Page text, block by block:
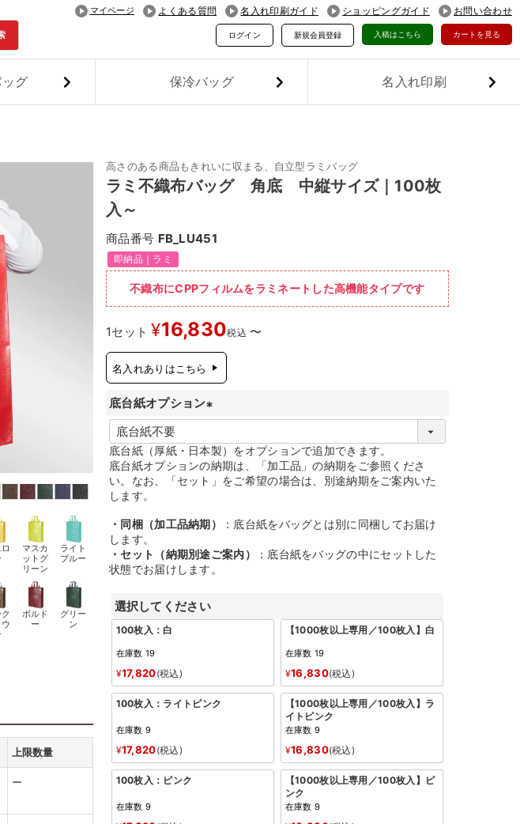
マイページ よくある質問 名入れ印刷ガイド ショッピングガイド お問い合わせ
カートを見る
入稿はこちら
ログイン 新規会員登録
グ 保冷バッグ 名入れ印刷
マスカ
ットグ
リーン
ライト
ブルー
ボルド
ー
グリー
ン
上限数量
ー
高さのある商品もきれいに収まる、自立型ラミバッグ
ラミ不織布バッグ 角底 中縦サイズ｜100枚
入～
商品番号 FB_LU451
即納品｜ラミ
不織布にCPPフィルムをラミネートした高機能タイプです
1セット ¥16,830税込 〜
名入れありはこちら
底台紙オプション
必
須
底台紙（厚紙・日本製）をオプションで追加できます。
底台紙オプションの納期は、「加工品」の納期をご参照くださ
い。なお、「セット」をご希望の場合は、別途納期をご案内いた
します。
・同梱（加工品納期）
：底台紙をバッグとは別に同梱してお届け
します。
・セット（納期別途ご案内）
：底台紙をバッグの中にセットした
状態でお届けします。
選択してください
100枚入：白
在庫数 19
¥17,820 税込
【1000枚以上専用／100枚入】白
在庫数 19
¥16,830 税込
100枚入：ライトピンク
在庫数 9
¥17,820 税込
【1000枚以上専用／100枚入】ラ
イトピンク
在庫数 9
¥16,830 税込
100枚入：ピンク
在庫数 9
【1000枚以上専用／100枚入】ピ
ンク
在庫数 9